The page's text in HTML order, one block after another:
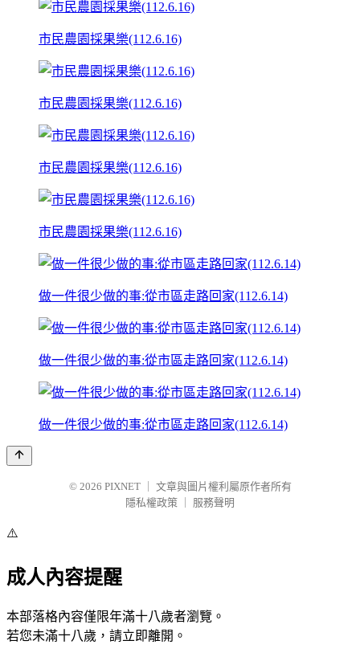
市民農園採果樂(112.6.16)
市民農園採果樂(112.6.16)
市民農園採果樂(112.6.16)
市民農園採果樂(112.6.16)
做一件很少做的事:從市區走路回家(112.6.14)
做一件很少做的事:從市區走路回家(112.6.14)
做一件很少做的事:從市區走路回家(112.6.14)
© 2026 PIXNET
文章與圖片權利屬原作者所有
隱私權政策
服務聲明
⚠️
成人內容提醒
本部落格內容僅限年滿十八歲者瀏覽。
若您未滿十八歲，請立即離開。